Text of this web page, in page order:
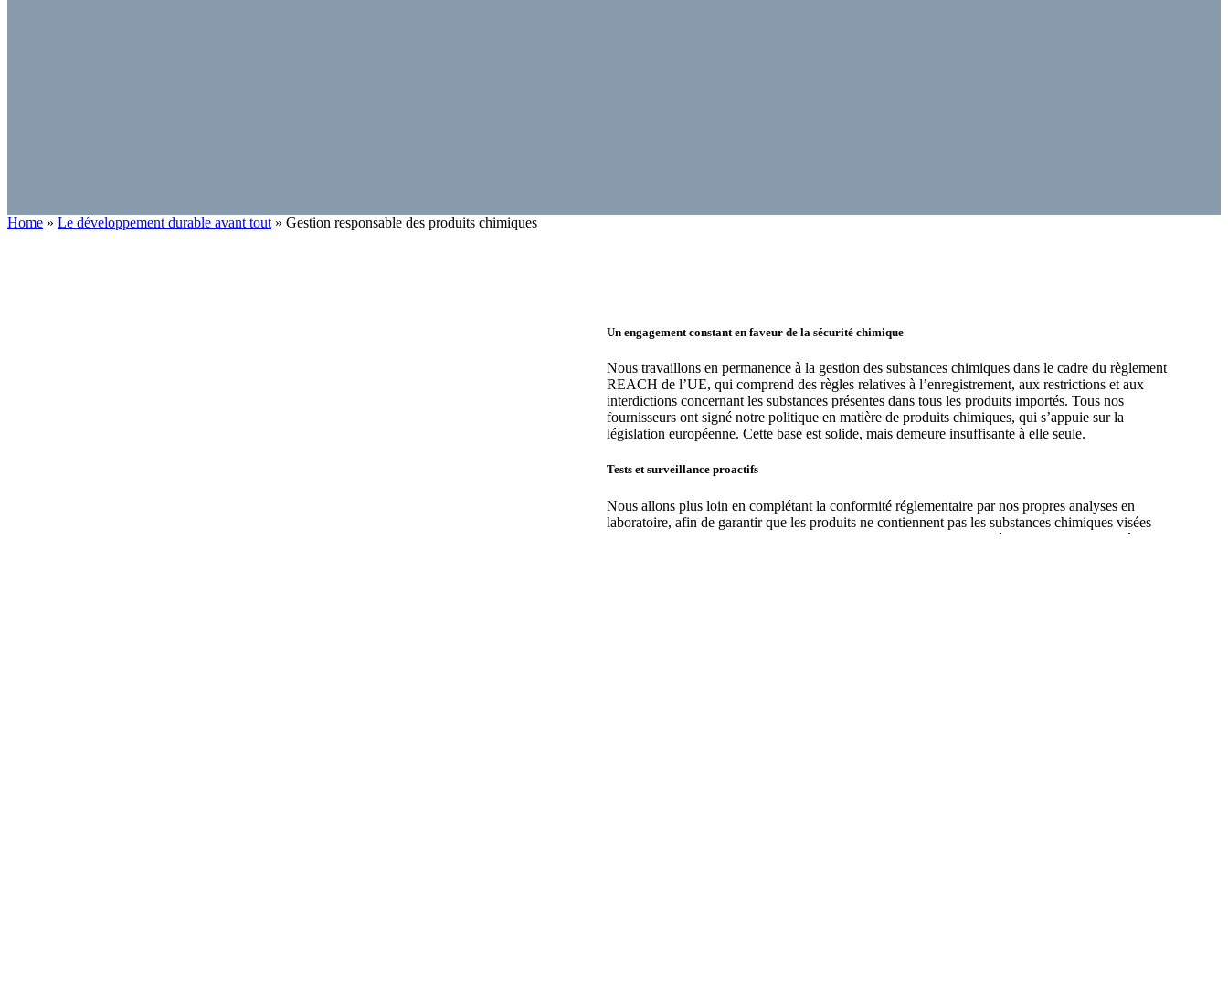
Home » Le développement durable avant tout » Gestion responsable des produits chimiques
Un engagement constant en faveur de la sécurité chimique
Nous travaillons en permanence à la gestion des substances chimiques dans le cadre du règlement
REACH de l’UE, qui comprend des règles relatives à l’enregistrement, aux restrictions et aux
interdictions concernant les substances présentes dans tous les produits importés. Tous nos
fournisseurs ont signé notre politique en matière de produits chimiques, qui s’appuie sur la
législation européenne. Cette base est solide, mais demeure insuffisante à elle seule.
Tests et surveillance proactifs
Nous allons plus loin en complétant la conformité réglementaire par nos propres analyses en
laboratoire, afin de garantir que les produits ne contiennent pas les substances chimiques visées
par les directives, ou que leur concentration reste dans les limites fixées. Ce travail est mené en